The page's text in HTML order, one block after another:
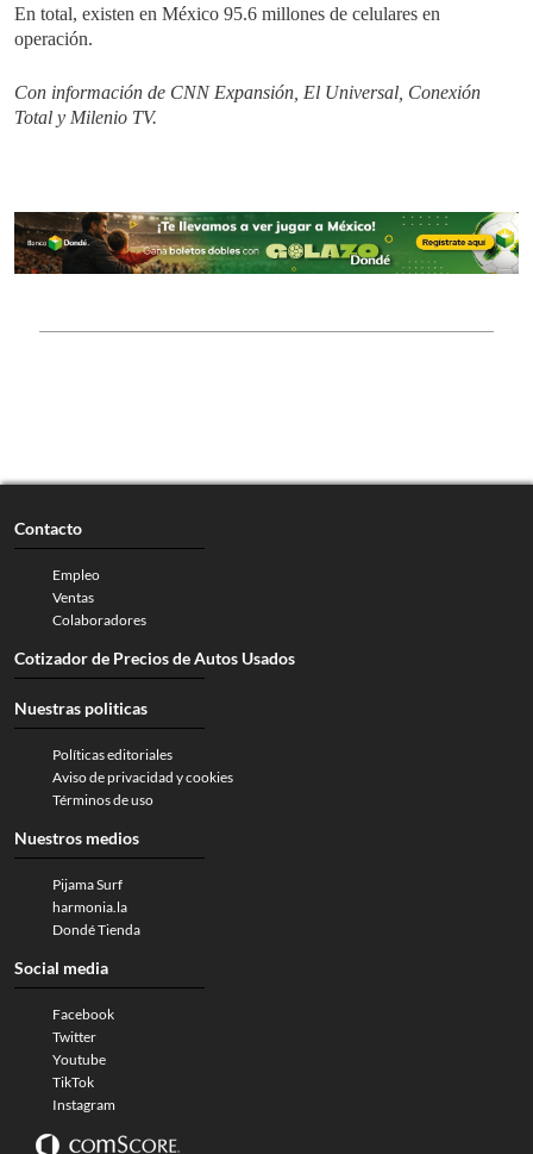
En total, existen en México 95.6 millones de celulares en
operación.
Con información de CNN Expansión, El Universal, Conexión
Total y Milenio TV.
Contacto
Empleo
Ventas
Colaboradores
Cotizador de Precios de Autos Usados
Nuestras politicas
Políticas editoriales
Aviso de privacidad y cookies
Términos de uso
Nuestros medios
Pijama Surf
harmonia.la
Dondé Tienda
Social media
Facebook
Twitter
Youtube
TikTok
Instagram